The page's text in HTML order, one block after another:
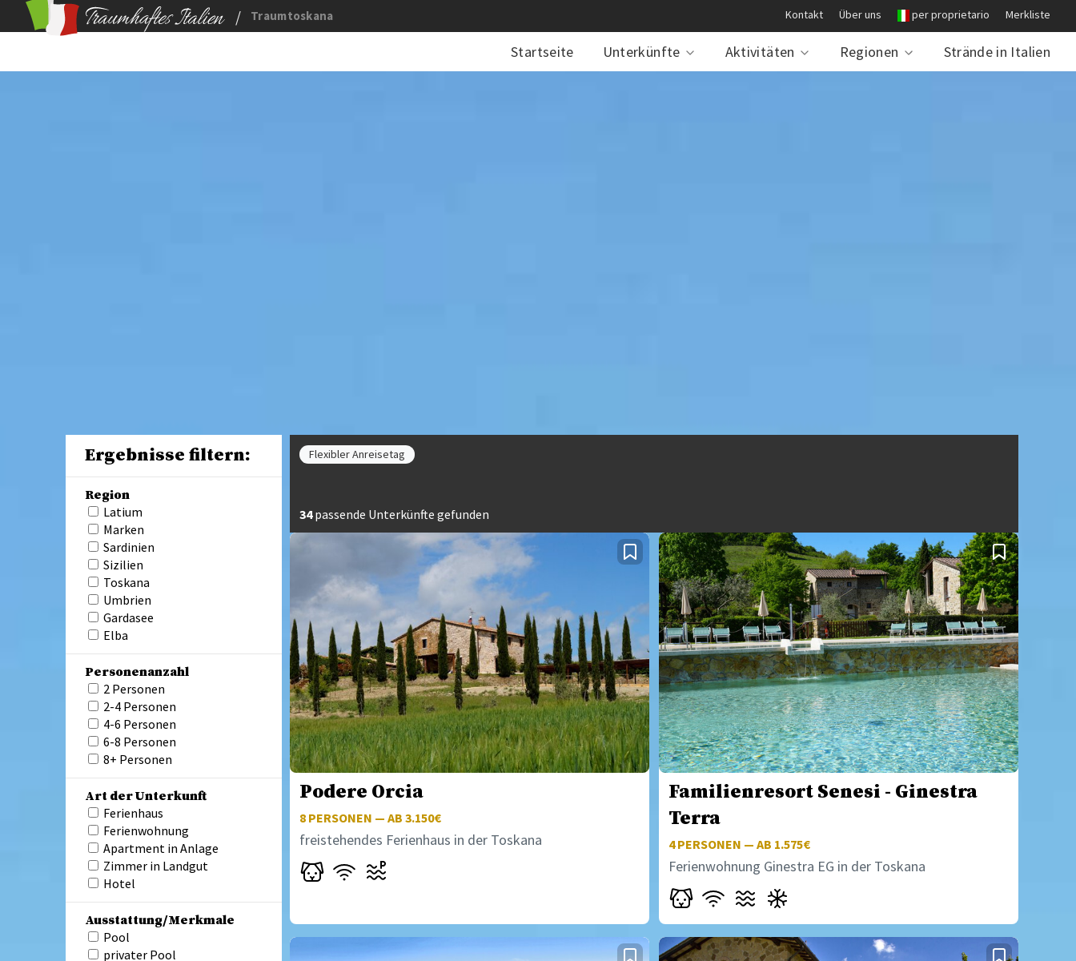
/ Traumtoskana Kontakt Über uns per proprietario Merkliste
Startseite Unterkünfte Aktivitäten Regionen Strände in Italien
Flexibler Anreisetag
34passende Unterkünfte gefunden
Podere Orcia
8 PERSONEN — AB 3.150€
freistehendes Ferienhaus in der Toskana
Familienresort Senesi - Ginestra
Terra
4PERSONEN — AB 1.575€
Ferienwohnung Ginestra EG in der Toskana
Ergebnisse filtern:
Region
Latium
Marken
Sardinien
Sizilien
Toskana
Umbrien
Gardasee
Elba
Personenanzahl
2 Personen
2-4 Personen
4-6 Personen
6-8 Personen
8+ Personen
Art der Unterkunft
Ferienhaus
Ferienwohnung
Apartment in Anlage
Zimmer in Landgut
Hotel
Ausstattung/Merkmale
Pool
privater Pool